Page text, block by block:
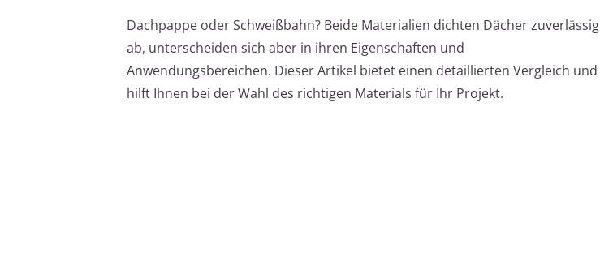
Dachpappe oder Schweißbahn? Beide Materialien dichten Dächer zuverlässig
ab, unterscheiden sich aber in ihren Eigenschaften und
Anwendungsbereichen. Dieser Artikel bietet einen detaillierten Vergleich und
hilft Ihnen bei der Wahl des richtigen Materials für Ihr Projekt.